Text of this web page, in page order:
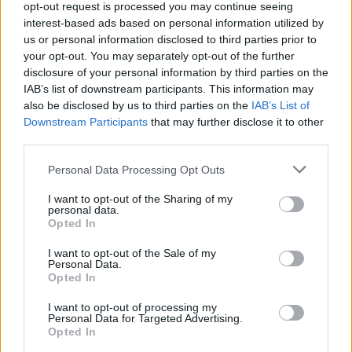
opt-out request is processed you may continue seeing
interest-based ads based on personal information utilized by
us or personal information disclosed to third parties prior to
your opt-out. You may separately opt-out of the further
disclosure of your personal information by third parties on the
IAB’s list of downstream participants. This information may
also be disclosed by us to third parties on the IAB’s List of
Downstream Participants that may further disclose it to other
Personal Data Processing Opt Outs
I want to opt-out of the Sharing of my
personal data.
Opted In
I want to opt-out of the Sale of my
Personal Data.
Opted In
I want to opt-out of processing my
Personal Data for Targeted Advertising.
Opted In
si vyprávění o sv. Jiří a z chlebové hmoty vymodelujete malého
dráčka. Na zápražích čekají na děti úkoly spojené s tradičními
velikonočními zvyky – s vynášením smrtky, svěcením ratolestí,
klapáním, pranostikami i hry s vejci.